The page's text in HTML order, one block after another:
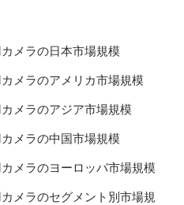
メラの日本市場規模
メラのアメリカ市場規模
メラのアジア市場規模
メラの中国市場規模
メラのヨーロッパ市場規模
メラのセグメント別市場規